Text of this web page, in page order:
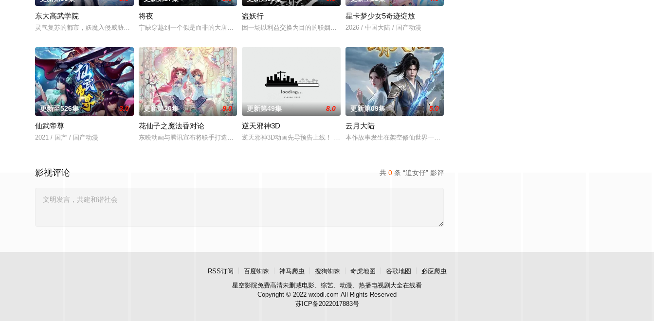
东大高武学院
灵气复苏的都市，妖魔入侵威胁来袭，天生废灵根的少年秦雨体内意外觉醒神力，被选中成为神秘至强功法万物生的传承人。秦雨加入
将夜
宁缺穿越到一个似是而非的大唐世界，却发现此处为处处惊险的修行世界，原本以为自己可以从此吃香喝辣，一跃成为人上人时，他却
盗妖行
因一场以利益交换为目的的联姻，太玄楼刺客江元与九璇宗圣女韶月奉命成婚。两人在洞房夜发起暗杀，却发现彼此皆是不死之身。为
星卡梦少女5奇迹绽放
2026 / 中国大陆 / 国产动漫
更新至526集 3.0
仙武帝尊
2021 / 国产 / 国产动漫
更新第20集 9.0
花仙子之魔法香对论
东映动画与腾讯宣布将联手打造『花仙子』全新动画 新作将继承经典、结合潮流、呈现崭新的花仙子世界。
更新第49集 8.0
逆天邪神3D
逆天邪神3D动画先导预告上线！ 掌天毒之珠，承邪神之血，修逆天之力。 高能工作室出品，爱奇艺全网独播，敬请期待！
更新第09集 5.0
云月大陆
本作故事发生在架空修仙世界——云月大陆。 大陆鼎盛时期由浣溪沙、赤霞峰、风吟山庄、无尘岛、轩辕门五
共 0 条 “追女仔” 影评
影视评论
RSS订阅 百度蜘蛛 神马爬虫 搜狗蜘蛛 奇虎地图 谷歌地图
必应爬虫
星空影院免费高清未删减电影、综艺、动漫、热播电视剧大全在线看
Copyright © 2022 wxbdl.com All Rights Reserved
苏ICP备2022017883号